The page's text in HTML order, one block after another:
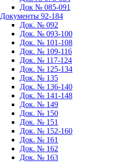
Док № 085-091
Документы 92-184
Док. № 092
Док. № 093-100
Док. № 101-108
Док. № 109-116
Док. № 117-124
Док. № 125-134
Док. № 135
Док. № 136-140
Док. № 141-148
Док. № 149
Док. № 150
Док. № 151
Док. № 152-160
Док. № 161
Док. № 162
Док. № 163